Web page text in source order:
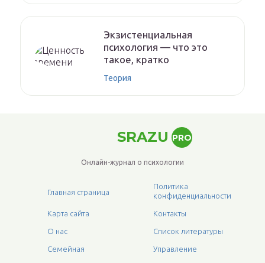
Экзистенциальная
психология — что это
такое, кратко
Теория
SRAZU PRO
Онлайн-журнал о психологии
Главная страница
Политика
конфиденциальности
Карта сайта Контакты
О нас Список литературы
Семейная Управление